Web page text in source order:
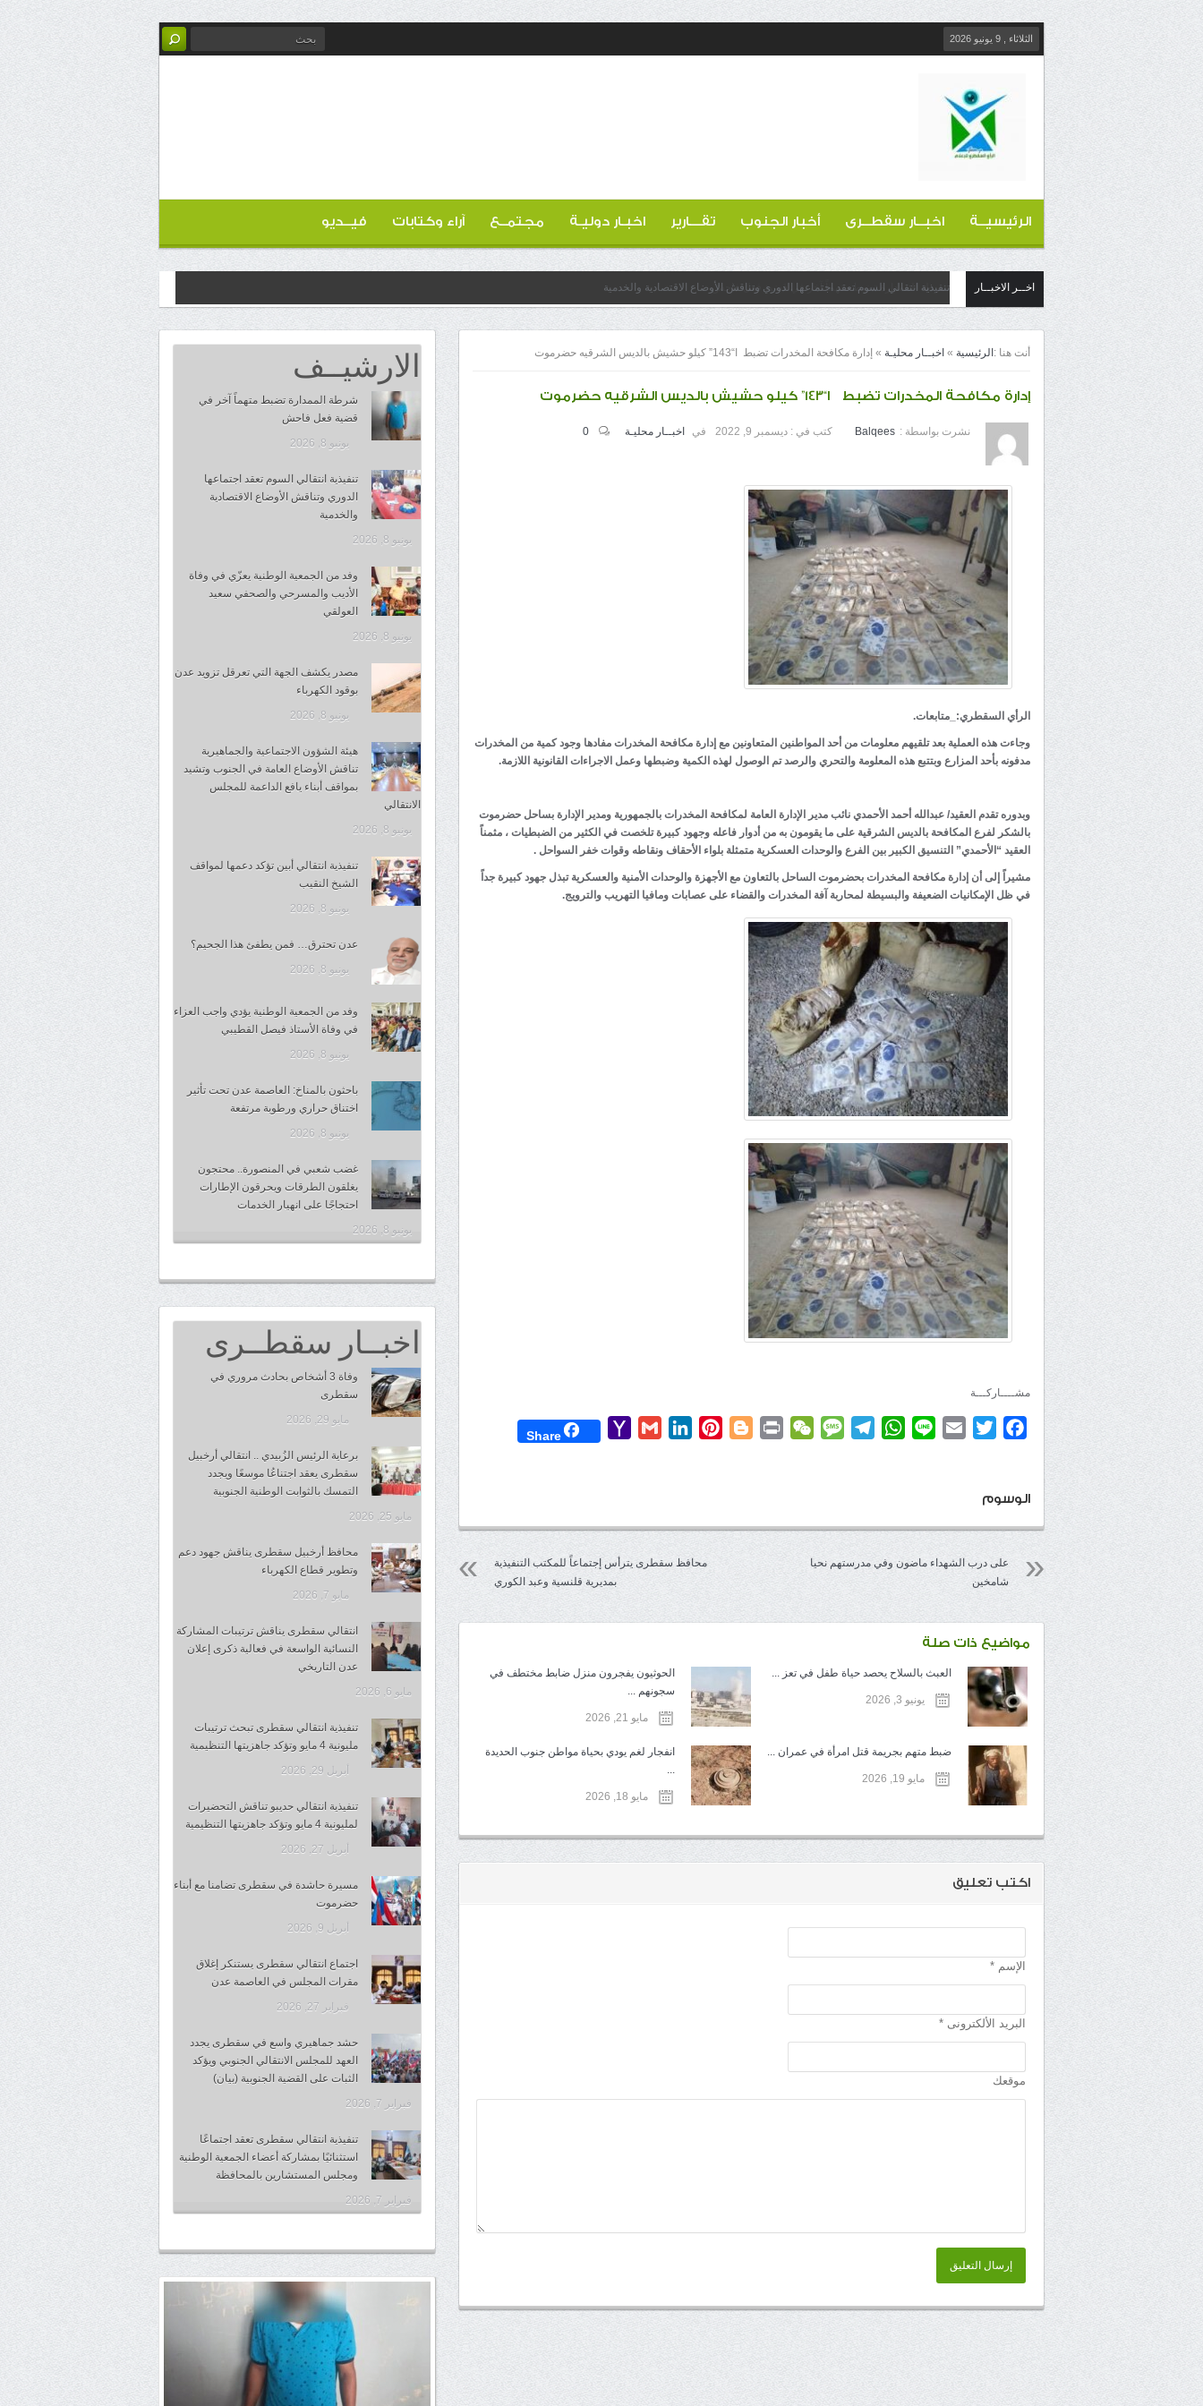
الثلاثاء , 9 يونيو 2026
الرئيسيــة اخبــار سقطــرى أخبار الجنوب تقـــارير اخبـار دوليـة مجتمــع آراء وكتابات فيــديو
اخــر الاخبــار تنفيذية انتقالي السوم تعقد اجتماعها الدوري وتناقش الأوضاع الاقتصادية والخدمية
أنت هنا : الرئيسية » اخبــار محليـة » إدارة مكافحة المخدرات تضبط ا“143” كيلو حشيش بالديس الشرقيه حضرموت
إدارة مكافحة المخدرات تضبط ا“143” كيلو حشيش بالديس الشرقيه حضرموت
نشرت بواسطة : Balqees كتب في : ديسمبر 9, 2022 في اخبــار محليـة 0
الرأي السقطري:_متابعات.
وجاءت هذه العملية بعد تلقيهم معلومات من أحد المواطنين المتعاونين مع إدارة مكافحة المخدرات مفادها وجود كمية من المخدرات
مدفونه بأحد المزارع وبتتبع هذه المعلومة والتحري والرصد تم الوصول لهذه الكمية وضبطها وعمل الاجراءات القانونية اللازمة.
وبدوره تقدم العقيد/ عبدالله أحمد الأحمدي نائب مدير الإدارة العامة لمكافحة المخدرات بالجمهورية ومدير الإدارة بساحل حضرموت
بالشكر لفرع المكافحة بالديس الشرقية على ما يقومون به من أدوار فاعله وجهود كبيرة تلخصت في الكثير من الضبطيات ، مثمناً
العقيد “الأحمدي” التنسيق الكبير بين الفرع والوحدات العسكرية متمثلة بلواء الأحقاف ونقاطه وقوات خفر السواحل .
مشيراً إلى أن إدارة مكافحة المخدرات بحضرموت الساحل بالتعاون مع الأجهزة والوحدات الأمنية والعسكرية تبذل جهود كبيرة جداً
في ظل الإمكانيات الضعيفة والبسيطة لمحاربة آفة المخدرات والقضاء على عصابات ومافيا التهريب والترويج.
مشــــاركـــة
Facebook
Twitter
Email
Line
WhatsApp
Telegram
Message
WeChat
Print
Blogger
Pinterest
LinkedIn
Gmail
Yahoo
Share
الوسوم
محافظ سقطرى يترأس إجتماعاً للمكتب التنفيذية
بمديرية قلنسية وعبد الكوري
على درب الشهداء ماضون وفي مدرستهم نحيا
شامخين
مواضيع ذات صلة
العبث بالسلاح يحصد حياة طفل في تعز ...
يونيو 3, 2026
الحوثيون يفجرون منزل ضابط مختطف في
سجونهم ...
مايو 21, 2026
ضبط متهم بجريمة قتل امرأة في عمران ...
مايو 19, 2026
انفجار لغم يودي بحياة مواطن جنوب الحديدة
مايو 18, 2026
اكتب تعليق
الإسم *
البريد الألكترونى *
موقعك
إرسال التعليق
الارشيــف
شرطة الممدارة تضبط متهماً آخر في
قضية فعل فاحش
يونيو 8, 2026
تنفيذية انتقالي السوم تعقد اجتماعها
الدوري وتناقش الأوضاع الاقتصادية
والخدمية
يونيو 8, 2026
وفد من الجمعية الوطنية يعزّي في وفاة
الأديب والمسرحي والصحفي سعيد
العولقي
يونيو 8, 2026
مصدر يكشف الجهة التي تعرقل تزويد عدن
بوقود الكهرباء
يونيو 8, 2026
هيئة الشؤون الاجتماعية والجماهيرية
تناقش الأوضاع العامة في الجنوب وتشيد
بمواقف أبناء يافع الداعمة للمجلس
الانتقالي
يونيو 8, 2026
تنفيذية انتقالي أبين تؤكد دعمها لمواقف
الشيخ النقيب
يونيو 8, 2026
عدن تحترق… فمن يطفئ هذا الجحيم؟
يونيو 8, 2026
وفد من الجمعية الوطنية يؤدي واجب العزاء
في وفاة الأستاذ فيصل القطيبي
يونيو 8, 2026
باحثون بالمناخ: العاصمة عدن تحت تأثير
اختناق حراري ورطوبة مرتفعة
يونيو 8, 2026
غضب شعبي في المنصورة.. محتجون
يغلقون الطرقات ويحرقون الإطارات
احتجاجًا على انهيار الخدمات
يونيو 8, 2026
اخبــار سقطــرى
وفاة 3 أشخاص بحادث مروري في
سقطرى
مايو 29, 2026
برعاية الرئيس الزُبيدي .. انتقالي أرخبيل
سقطرى يعقد اجتناعُا موسعًا ويجدد
التمسك بالثوابت الوطنية الجنوبية
مايو 25, 2026
محافظ أرخبيل سقطرى يناقش جهود دعم
وتطوير قطاع الكهرباء
مايو 7, 2026
انتقالي سقطرى يناقش ترتيبات المشاركة
النسائية الواسعة في فعالية ذكرى إعلان
عدن التاريخي
مايو 6, 2026
تنفيذية انتقالي سقطرى تبحث ترتيبات
مليونية 4 مايو وتؤكد جاهزيتها التنظيمية
أبريل 29, 2026
تنفيذية انتقالي حديبو تناقش التحضيرات
لمليونية 4 مايو وتؤكد جاهزيتها التنظيمية
أبريل 27, 2026
مسيرة حاشدة في سقطرى تضامنا مع أبناء
حضرموت
أبريل 9, 2026
اجتماع انتقالي سقطرى يستنكر إغلاق
مقرات المجلس في العاصمة عدن
فبراير 27, 2026
حشد جماهيري واسع في سقطرى يجدد
العهد للمجلس الانتقالي الجنوبي ويؤكد
الثبات على القضية الجنوبية (بيان)
فبراير 7, 2026
تنفيذية انتقالي سقطرى تعقد اجتماعًا
استثنائيًا بمشاركة أعضاء الجمعية الوطنية
ومجلس المستشارين بالمحافظة
فبراير 7, 2026